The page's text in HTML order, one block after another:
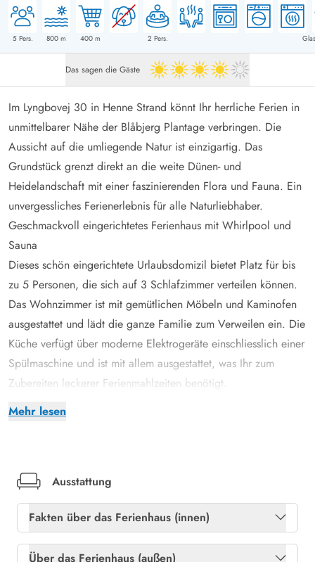
5Pers. 800 m 400m 2 Pers.
Das sagen die Gäste 4 von 5
Mehr lesen
Im Lyngbovej 30 in Henne Strand könnt Ihr herrliche Ferien in
unmittelbarer Nähe der Blåbjerg Plantage verbringen. Die
Aussicht auf die umliegende Natur ist einzigartig. Das
Grundstück grenzt direkt an die weite Dünen- und
Heidelandschaft mit einer faszinierenden Flora und Fauna. Ein
unvergessliches Ferienerlebnis für alle Naturliebhaber.
Geschmackvoll eingerichtetes Ferienhaus mit Whirlpool und
Sauna
Dieses schön eingerichtete Urlaubsdomizil bietet Platz für bis
zu 5 Personen, die sich auf 3 Schlafzimmer verteilen können.
Das Wohnzimmer ist mit gemütlichen Möbeln und Kaminofen
ausgestattet und lädt die ganze Familie zum Verweilen ein. Die
Küche verfügt über moderne Elektrogeräte einschliesslich einer
Spülmaschine und ist mit allem ausgestattet, was Ihr zum
Zubereiten leckerer Ferienmahlzeiten benötigt.
Das mit Whirlpool und Sauna ausgestattete Badezimmer ist
Landschaft senkt, könnt Ihr den Abend vor dem knisternden
Kaminfeuer ausklingen lassen.
Urlaub inmitten der einzigartigen Natur der Westküste
Die Lage dieses Ferienhauses ist einmalig. Das Grundstück
Ausstattung
Fakten über das Ferienhaus (innen)
Freies Glasfasernetz
Ja
Über das Ferienhaus (außen)